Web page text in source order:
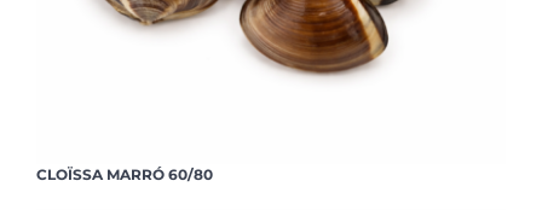
CLOÏSSA MARRÓ 60/80